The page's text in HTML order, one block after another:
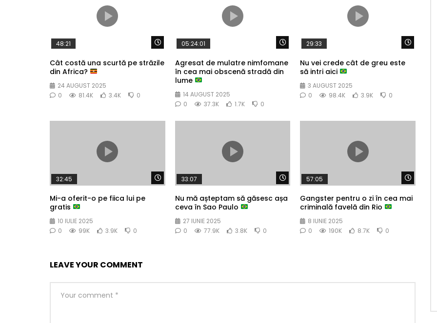
Watch Later
48:21
Cât costă una scurtă pe străzile
din Africa?
24 AUGUST 2025
0
81.4K 3.4K 0
Watch Later
05:24:01
Agresat de mulatre nimfomane
în cea mai obscenă stradă din
lume
14 AUGUST 2025
0
37.3K 1.7K 0
29:33
Nu vei crede cât de greu este
să intri aici
3 AUGUST 2025
0
98.4K 3.9K 0
Watch Later
32:45
Mi-a oferit-o pe fiica lui pe
gratis
10 IULIE 2025
0
99K 3.9K 0
Watch Later
33:07
Nu mă așteptam să găsesc așa
ceva în Sao Paulo
27 IUNIE 2025
0
77.9K 3.8K 0
57:05
Gangster pentru o zi în cea mai
criminală favelă din Rio
8 IUNIE 2025
0
190K 8.7K 0
LEAVE YOUR COMMENT